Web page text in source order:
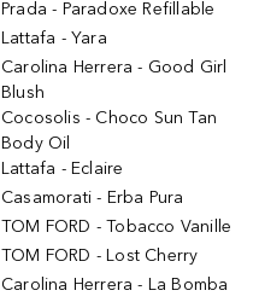
Prada - Paradoxe Refillable
Lattafa - Yara
Carolina Herrera - Good Girl
Blush
Cocosolis - Choco Sun Tan
Body Oil
Lattafa - Eclaire
Casamorati - Erba Pura
TOM FORD - Tobacco Vanille
TOM FORD - Lost Cherry
Carolina Herrera - La Bomba